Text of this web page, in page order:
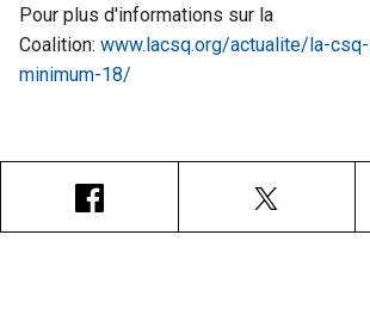
Pour plus d'informations sur la
Coalition: www.lacsq.org/actualite/la-
minimum-18/